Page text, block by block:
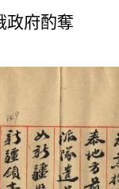
政府酌奪